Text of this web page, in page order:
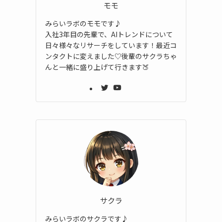
モモ
みらいラボのモモです♪
入社3年目の先輩で、AIトレンドについて
日々様々なリサーチをしています！最近コ
ンタクトに変えました♡後輩のサクラちゃ
んと一緒に盛り上げて行きます🍑
サクラ
みらいラボのサクラです♪